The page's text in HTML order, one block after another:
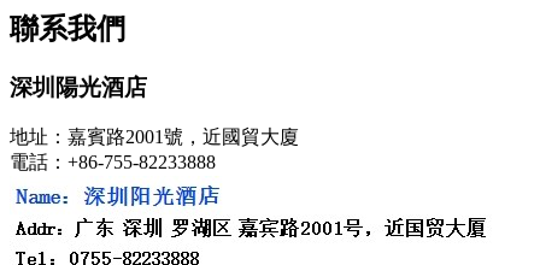
聯系我們
深圳陽光酒店
地址：嘉賓路2001號，近國貿大廈
電話：+86-755-82233888